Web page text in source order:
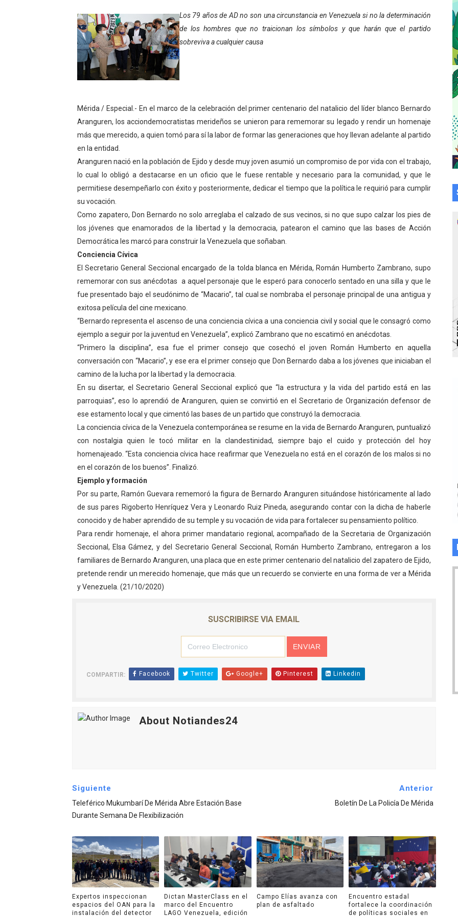
Gobierno bolivariano avanza en la transformación del hospital Sor Juana Inés
Niños merideños aprenden sobre gaita de tambora con Fundecem
Hospital universitario muestra sus avances en visita del Consejo Legislativo
Instituto Nacional de Nutrición celebra Semana Internacional de la Lactancia Materna
Gobernación de Mérida fortalece el desarrollo productivo en Rangel
Corposalud inició talleres para aspirantes al curso de Emergencia Prehospitalaria
Fortaleciendo la economía comunal en El Vigía con microcréditos a emprendedores y
Fundecem inició con éxito el taller vacacional de origami
El Lactario del Iahula celebra la Semana Mundial de la Lactancia Materna
Plan Vacacional "Venezuela Ríe 2026" brinda recreación y cultura a niños del
Iniciación al yoga reúne a diversos clubes deportivos de Zea en una enriquecedora
Mincomunas impulsa el autogobierno en Mérida con plan de actualización y atención
Expertos inspeccionan espacios del OAN para la instalación del detector Cherenkov
Los 79 años de AD no son una circunstancia en Venezuela si no la determinación
de los hombres que no traicionan los símbolos y que harán que el partido
sobreviva a cualquier causa
Mérida / Especial.- En el marco de la celebración del primer centenario del natalicio del líder blanco Bernardo
Aranguren, los acciondemocratistas merideños se unieron para rememorar su legado y rendir un homenaje
más que merecido, a quien tomó para sí la labor de formar las generaciones que hoy llevan adelante al partido
en la entidad.
Aranguren nació en la población de Ejido y desde muy joven asumió un compromiso de por vida con el trabajo,
lo cual lo obligó a destacarse en un oficio que le fuese rentable y necesario para la comunidad, y que le
permitiese desempeñarlo con éxito y posteriormente, dedicar el tiempo que la política le requirió para cumplir
su vocación.
Como zapatero, Don Bernardo no solo arreglaba el calzado de sus vecinos, si no que supo calzar los pies de
los jóvenes que enamorados de la libertad y la democracia, patearon el camino que las bases de Acción
Democrática les marcó para construir la Venezuela que soñaban.
Conciencia Cívica
El Secretario General Seccional encargado de la tolda blanca en Mérida, Román Humberto Zambrano, supo
rememorar con sus anécdotas a aquel personaje que le esperó para conocerlo sentado en una silla y que le
fue presentado bajo el seudónimo de “Macario”, tal cual se nombraba el personaje principal de una antigua y
exitosa película del cine mexicano.
“Bernardo representa el ascenso de una conciencia cívica a una conciencia civil y social que le consagró como
ejemplo a seguir por la juventud en Venezuela”, explicó Zambrano que no escatimó en anécdotas.
“Primero la disciplina”, esa fue el primer consejo que cosechó el joven Román Humberto en aquella
conversación con “Macario”, y ese era el primer consejo que Don Bernardo daba a los jóvenes que iniciaban el
camino de la lucha por la libertad y la democracia.
En su disertar, el Secretario General Seccional explicó que “la estructura y la vida del partido está en las
parroquias”, eso lo aprendió de Aranguren, quien se convirtió en el Secretario de Organización defensor de
ese estamento local y que cimentó las bases de un partido que construyó la democracia.
La conciencia cívica de la Venezuela contemporánea se resume en la vida de Bernardo Aranguren, puntualizó
con nostalgia quien le tocó militar en la clandestinidad, siempre bajo el cuido y protección del hoy
homenajeado. “Esta conciencia cívica hace reafirmar que Venezuela no está en el corazón de los malos si no
en el corazón de los buenos”. Finalizó.
Ejemplo y formación
Por su parte, Ramón Guevara rememoró la figura de Bernardo Aranguren situándose históricamente al lado
de sus pares Rigoberto Henríquez Vera y Leonardo Ruiz Pineda, asegurando contar con la dicha de haberle
conocido y de haber aprendido de su temple y su vocación de vida para fortalecer su pensamiento político.
Para rendir homenaje, el ahora primer mandatario regional, acompañado de la Secretaria de Organización
Seccional, Elsa Gámez, y del Secretario General Seccional, Román Humberto Zambrano, entregaron a los
familiares de Bernardo Aranguren, una placa que en este primer centenario del natalicio del zapatero de Ejido,
pretende rendir un merecido homenaje, que más que un recuerdo se convierte en una forma de ver a Mérida
y Venezuela. (21/10/2020)
SUSCRIBIRSE VIA EMAIL
COMPARTIR: Facebook Twitter Google+ Pinterest Linkedin
About Notiandes24
Siguiente
Teleférico Mukumbarí De Mérida Abre Estación Base
Durante Semana De Flexibilización
Anterior
Boletín De La Policía De Mérida
Expertos inspeccionan
espacios del OAN para la
instalación del detector
Dictan MasterClass en el
marco del Encuentro
LAGO Venezuela, edición
Campo Elías avanza con
plan de asfaltado
Encuentro estadal
fortalece la coordinación
de políticas sociales en